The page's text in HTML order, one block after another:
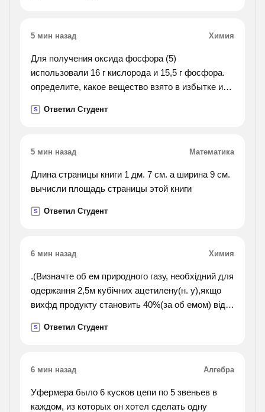
5 мин назад Химия
Для получения оксида фосфора (5)
использовали 16 г кислорода и 15,5 г фосфора.
определите, какое вещество взято в избытке и
реакции.
S Ответил Студент
5 мин назад Математика
Длина страницы книги 1 дм. 7 см. а ширина 9 см.
вычисли площадь страницы этой книги
S Ответил Студент
6 мин назад Химия
.(Визначте об ем природного газу, необхідний для
одержання 2,5м кубічних ацетилену(н. у),якщо
вихфд продукту становить 40%(за об емом) від
природному газі становить 95%).
S Ответил Студент
6 мин назад Алгебра
Уфермера было 6 кусков цепи по 5 звеньев в
каждом, из которых он хотел сделать одну